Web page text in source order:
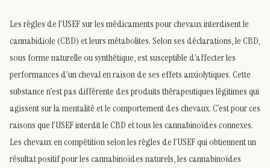
Les règles de l’USEF sur les médicaments pour chevaux interdisent le
cannabidiole (CBD) et leurs métabolites. Selon ses déclarations, le CBD,
sous forme naturelle ou synthétique, est susceptible d’affecter les
performances d’un cheval en raison de ses effets anxiolytiques. Cette
substance n’est pas différente des produits thérapeutiques légitimes qui
agissent sur la mentalité et le comportement des chevaux. C’est pour ces
raisons que l’USEF interdit le CBD et tous les cannabinoïdes connexes.
Les chevaux en compétition selon les règles de l’USEF qui obtiennent un
résultat positif pour les cannabinoïdes naturels, les cannabinoïdes